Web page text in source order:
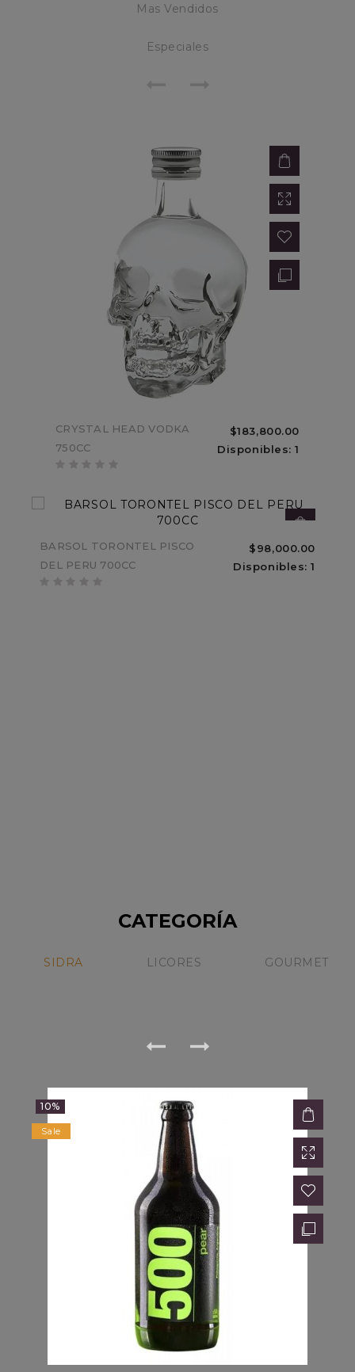
Mas Vendidos
Especiales
ESTUCHE CARTON ACHAVAL
FERRER MENDOZA MALBEC
$33,000.00
Sin Stock
CRYSTAL HEAD VODKA
750CC
$183,800.00
Disponibles: 1
BARSOL TORONTEL PISCO
DEL PERU 700CC
$98,000.00
Disponibles: 1
Sale
CATEGORÍA
SIDRA LICORES GOURMET
Sale
10%